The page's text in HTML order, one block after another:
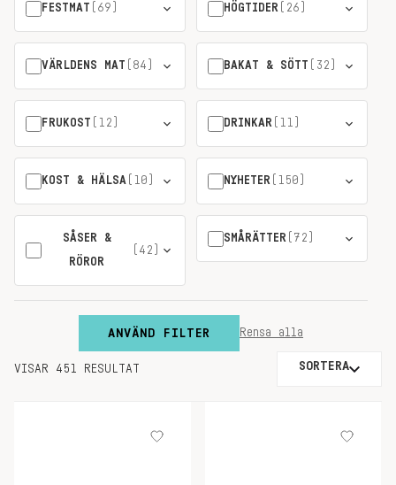
FESTMAT (69) HÖGTIDER (26)
VÄRLDENS MAT (84) BAKAT & SÖTT (32)
FRUKOST (12) DRINKAR (11)
KOST & HÄLSA (10) NYHETER (150)
SÅSER &
RÖROR
(42)
SMÅRÄTTER (72)
ANVÄND FILTER Rensa alla
VISAR 451 RESULTAT SORTERA